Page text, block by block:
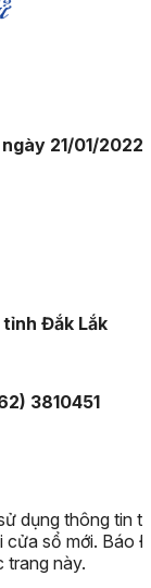
21/01/2022
Đắk Lắk
3810451
dụng thông tin
cửa sổ mới. Báo
trang này.